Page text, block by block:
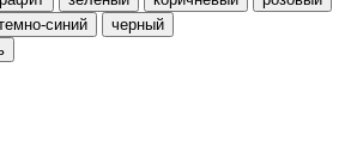
синий
черный